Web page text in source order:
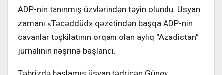
ADP-nin tanınmış üzvlərindən təyin olundu. Üsyan
zamanı «Təcəddüd» qəzetindən başqa ADP-nin
cavanlar təşkilatının orqanı olan aylıq “Azadistan”
jurnalının nəşrinə başlandı.
Təbrizdə başlamış üsyan tədricən Güney